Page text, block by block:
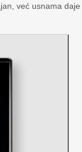
već usnama